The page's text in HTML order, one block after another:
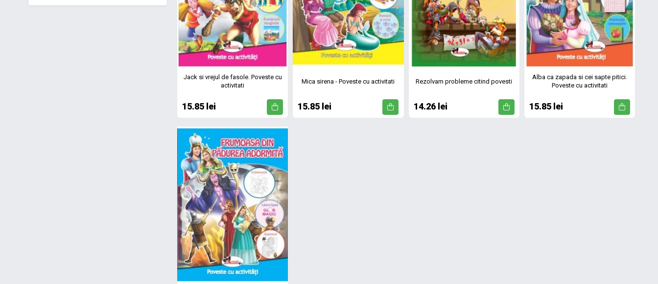
Jack si vrejul de fasole. Poveste cu
activitati
15.85 lei
Mica sirena - Poveste cu activitati
15.85 lei
Rezolvam probleme citind povesti
14.26 lei
Alba ca zapada si cei sapte pitici.
Poveste cu activitati
15.85 lei